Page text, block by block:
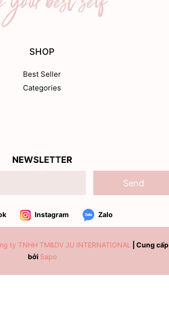
SHOP
Best Seller
Categories
NEWSLETTER
Send
Instagram Zalo
ty TNHH TM&DV JU INTERNATIONAL
Cung cấp
bởi Sapo